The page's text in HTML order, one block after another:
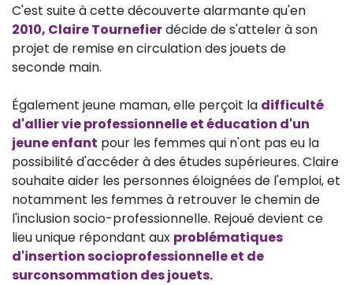
C'est suite à cette découverte alarmante qu'en
2010, Claire Tournefierdécide de s'atteler à son
projet de remise en circulation des jouets de
seconde main.
Également jeune maman, elle perçoit la difficulté
d'allier vie professionnelle et éducation d'un
jeune enfant pour les femmes qui n'ont pas eu la
possibilité d'accéder à des études supérieures. Claire
souhaite aider les personnes éloignées de l'emploi, et
notamment les femmes à retrouver le chemin de
l'inclusion socio-professionnelle. Rejoué devient ce
lieu unique répondant aux problématiques
d'insertion socioprofessionnelle et de
surconsommation des jouets.